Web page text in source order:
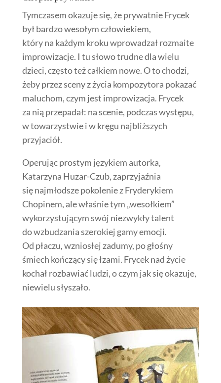
Tymczasem okazuje się, że prywatnie Frycek
był bardzo wesołym człowiekiem,
który na każdym kroku wprowadzał rozmaite
improwizacje. I tu słowo trudne dla wielu
dzieci, często też całkiem nowe. O to chodzi,
żeby przez sceny z życia kompozytora pokazać
maluchom, czym jest improwizacja. Frycek
za nią przepadał: na scenie, podczas występu,
w towarzystwie i w kręgu najbliższych
przyjaciół.
Operując prostym językiem autorka,
Katarzyna Huzar-Czub, zaprzyjaźnia
sięnajmłodsze pokolenie z Fryderykiem
Chopinem, alewłaśnietym „wesołkiem”
wykorzystującym swój niezwykły talent
do wzbudzania szerokiej gamy emocji.
Od płaczu, wzniosłej zadumy, po głośny
śmiech kończący się łzami. Frycek nad życie
kochał rozbawiać ludzi, o czym jak się okazuje,
niewielu słyszało.